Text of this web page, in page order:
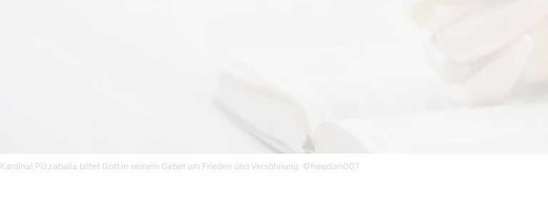
Kardinal Pizzaballa bittet Gott in seinem Gebet um Frieden und Versöhnung. ©freedom007